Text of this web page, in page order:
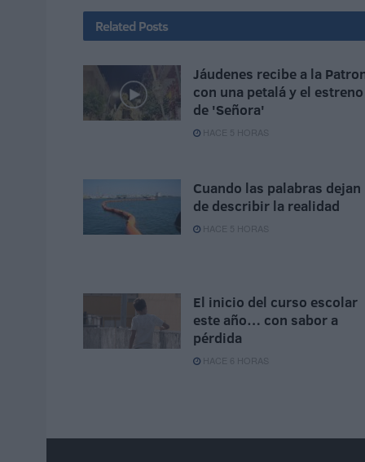
Related Posts
Jáudenes recibe a la
con una petalá y el estreno
de 'Señora'
HACE 5 HORAS
Cuando las palabras dejan
de describir la realidad
HACE 5 HORAS
El inicio del curso escolar
este año… con sabor a
pérdida
HACE 6 HORAS